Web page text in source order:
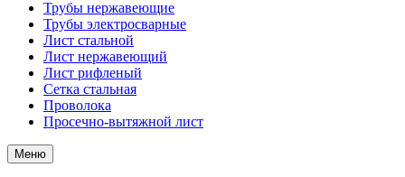
Трубы нержавеющие
Трубы электросварные
Лист стальной
Лист нержавеющий
Лист рифленый
Сетка стальная
Проволока
Просечно-вытяжной лист
Меню